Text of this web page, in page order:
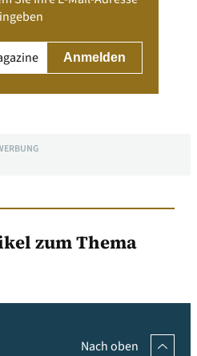
zum Thema
Nach oben